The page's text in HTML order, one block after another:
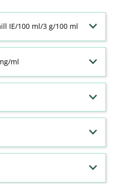
IE/100 ml/3 g/100 ml
ml